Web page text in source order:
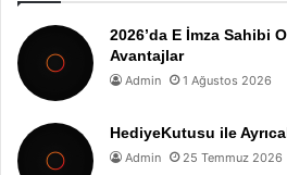
2026’da E İmza Sahibi
Avantajlar
Admin 1 Ağustos 2026
HediyeKutusu ile
Admin 25 Temmuz 2026